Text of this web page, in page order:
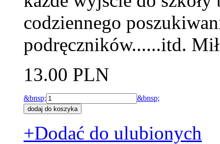
codziennego
podręczników......itd.
13.00 PLN
&bnsp; &bnsp;
+Dodać do ulubionych